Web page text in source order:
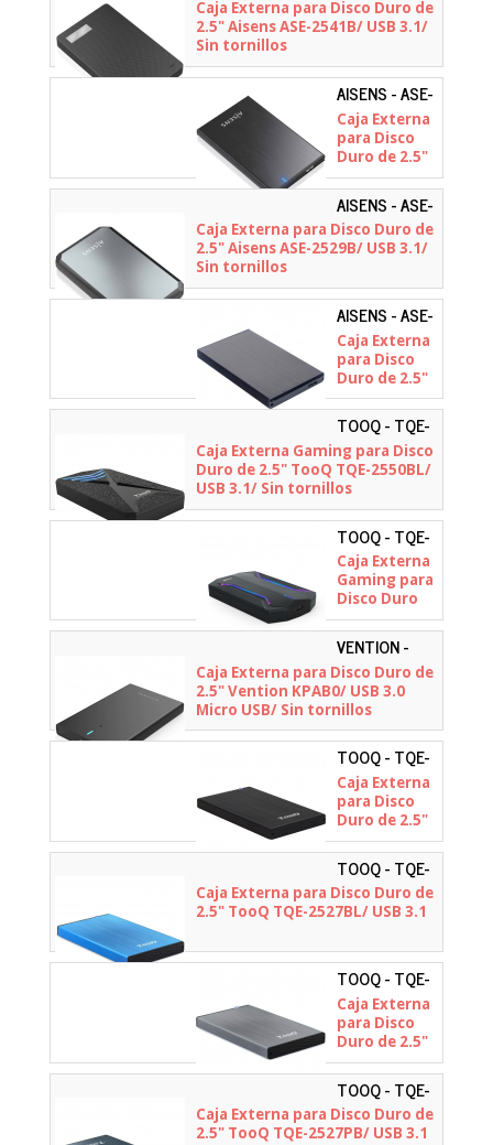
tornillos
Caja Externa para Disco Duro de
2.5" Aisens ASE-2541B/ USB 3.1/
Sin tornillos
AISENS - ASE-
2528B
Caja Externa
para Disco
Duro de 2.5"
Aisens ASE-
2528B/ USB
3.1
AISENS - ASE-
2529B
Caja Externa para Disco Duro de
2.5" Aisens ASE-2529B/ USB 3.1/
Sin tornillos
AISENS - ASE-
2530B
Caja Externa
para Disco
Duro de 2.5"
Aisens ASE-
2530B/ USB
3.1
TOOQ - TQE-
2550BL
Caja Externa Gaming para Disco
Duro de 2.5" TooQ TQE-2550BL/
USB 3.1/ Sin tornillos
TOOQ - TQE-
2599RGB
Caja Externa
Gaming para
Disco Duro
de 2.5" TooQ
TQE-
2599RGB/
USB 3.1/ Sin
tornillos
VENTION -
KPAB0
Caja Externa para Disco Duro de
2.5" Vention KPAB0/ USB 3.0
Micro USB/ Sin tornillos
TOOQ - TQE-
2527B
Caja Externa
para Disco
Duro de 2.5"
TooQ TQE-
2527B/ USB
3.1
TOOQ - TQE-
2527BL
Caja Externa para Disco Duro de
2.5" TooQ TQE-2527BL/ USB 3.1
TOOQ - TQE-
2527G
Caja Externa
para Disco
Duro de 2.5"
TooQ TQE-
2527G/ USB
3.1
TOOQ - TQE-
2527PB
Caja Externa para Disco Duro de
2.5" TooQ TQE-2527PB/ USB 3.1